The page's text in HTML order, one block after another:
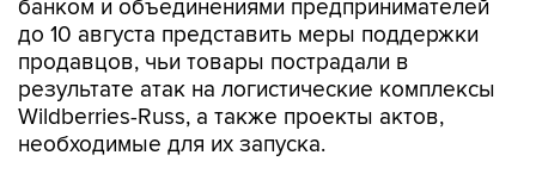
банком и объединениями предпринимателей
до 10 августа представить меры поддержки
продавцов, чьи товары пострадали в
результате атак на логистические комплексы
Wildberries-Russ, а также проекты актов,
необходимые для их запуска.